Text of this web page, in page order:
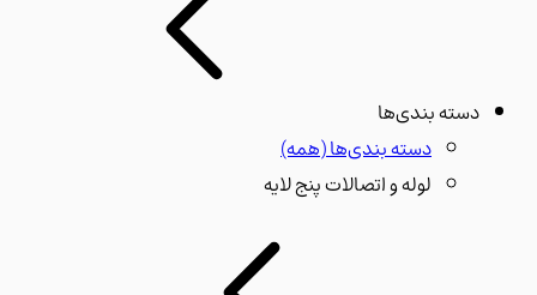
دسته بندی‌ها
دسته بندی‌ها(همه)
لوله و اتصالات پنج لایه